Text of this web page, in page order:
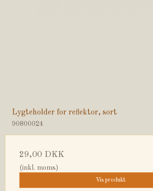
Lygteholder for reflektor, sort
90800024
29,00 DKK
(inkl. moms)
Vis produkt